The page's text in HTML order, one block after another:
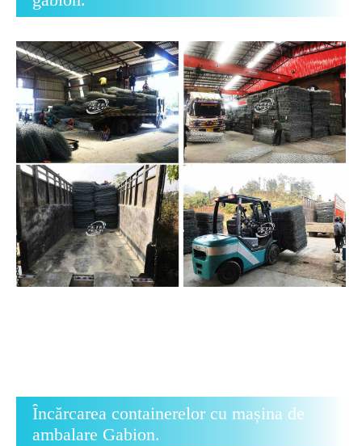
Încărcarea containerelor cu mașina de
ambalare Gabion.